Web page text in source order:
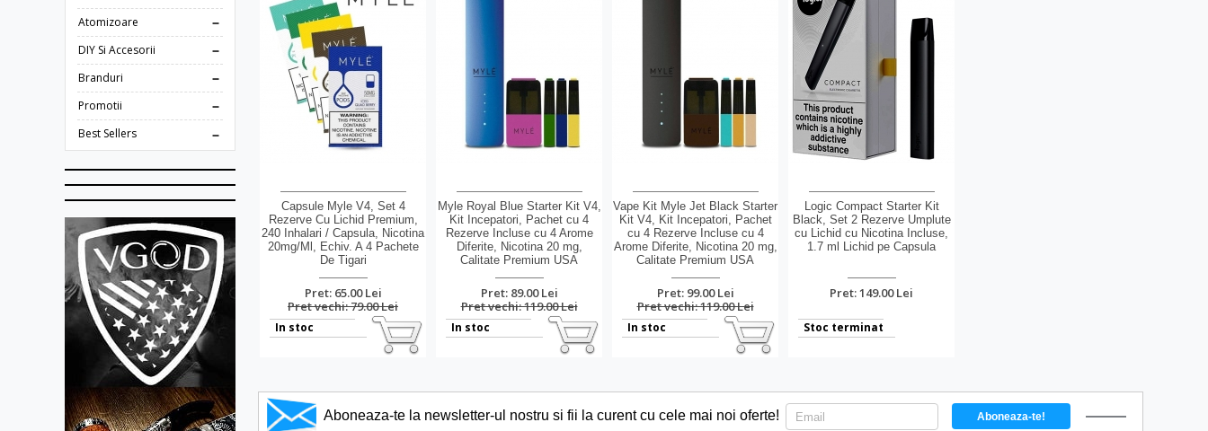
Atomizoare
DIY Si Accesorii
Branduri
Promotii
Best Sellers
Capsule Myle V4, Set 4
Rezerve Cu Lichid Premium,
240 Inhalari / Capsula, Nicotina
20mg/Ml, Echiv. A 4 Pachete
De Tigari
Pret: 65.00 Lei
Pret vechi: 79.00 Lei
In stoc
Myle Royal Blue Starter Kit V4,
Kit Incepatori, Pachet cu 4
Rezerve Incluse cu 4 Arome
Diferite, Nicotina 20 mg,
Calitate Premium USA
Pret: 89.00 Lei
Pret vechi: 119.00 Lei
In stoc
Vape Kit Myle Jet Black Starter
Kit V4, Kit Incepatori, Pachet
cu 4 Rezerve Incluse cu 4
Arome Diferite, Nicotina 20 mg,
Calitate Premium USA
Pret: 99.00 Lei
Pret vechi: 119.00 Lei
In stoc
Logic Compact Starter Kit
Black, Set 2 Rezerve Umplute
cu Lichid cu Nicotina Incluse,
1.7 ml Lichid pe Capsula
Pret: 149.00 Lei
Stoc terminat
Aboneaza-te la newsletter-ul nostru si fii la curent cu cele mai noi oferte!